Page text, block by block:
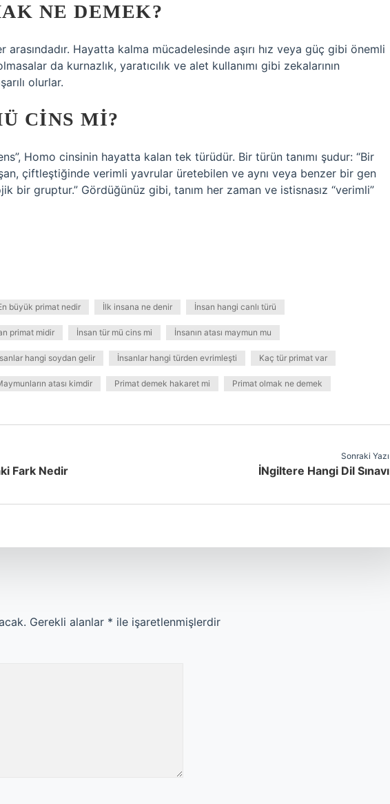
NE DEMEK?
Hayatta kalma mücadelesinde aşırı hız veya güç gibi önemli
da kurnazlık, yaratıcılık ve alet kullanımı gibi zekalarının
olurlar.
CINS MI?
Homo cinsinin hayatta kalan tek türüdür. Bir türün tanımı şudur: “Bir
çiftleştiğinde verimli yavrular üretebilen ve aynı veya benzer bir gen
bir gruptur.” Gördüğünüz gibi, tanım her zaman ve istisnasız “verimli”
büyük primat nedir İlk insana ne denir İnsan hangi canlı türü
primat midir İnsan tür mü cins mi İnsanın atası maymun mu
hangi soydan gelir İnsanlar hangi türden evrimleşti Kaç tür primat var
atası kimdir Primat demek hakaret mi Primat olmak ne demek
Fark Nedir
Sonraki Yazı
İNgiltere Hangi Dil Sınavı
Gerekli alanlar * ile işaretlenmişlerdir